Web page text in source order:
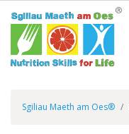
Sgiliau Maeth am Oes®